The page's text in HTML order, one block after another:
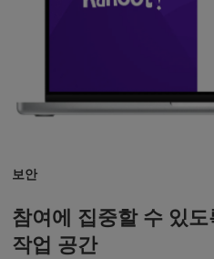
보안
참여에 집중할 수 있
작업 공간